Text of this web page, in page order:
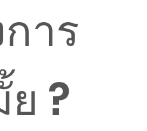
าร
?